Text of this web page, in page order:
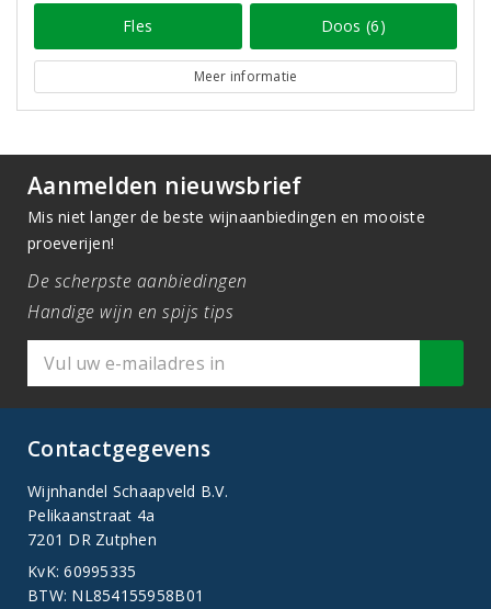
Fles Doos (6)
Meer informatie
Aanmelden nieuwsbrief
Mis niet langer de beste wijnaanbiedingen en mooiste
proeverijen!
De scherpste aanbiedingen
Handige wijn en spijs tips
Contactgegevens
Wijnhandel Schaapveld B.V.
Pelikaanstraat 4a
7201 DR Zutphen
KvK: 60995335
BTW: NL854155958B01